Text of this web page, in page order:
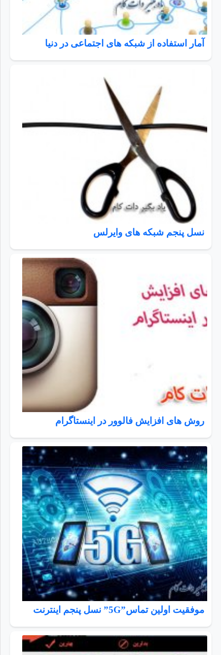
آمار استفاده از شبکه های اجتماعی در دنیا
نسل پنجم شبکه های وایرلس
روش های افزایش فالوور در اینستاگرام
موفقیت اولین تماس”5G” نسل پنجم اینترنت